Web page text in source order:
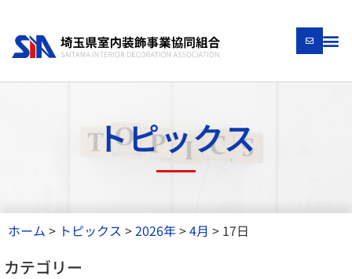
トピックス
ホーム > トピックス >2026年>4月 > 17日
カテゴリー